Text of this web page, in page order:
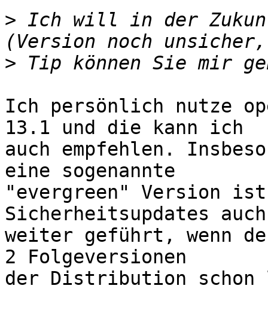
> Ich will in der
>
Ich persönlich nutze
13.1 und die kann ich
auch empfehlen.
eine sogenannte
"evergreen" Version
Sicherheitsupdates
weiter geführt, wenn
2 Folgeversionen
der Distribution schon